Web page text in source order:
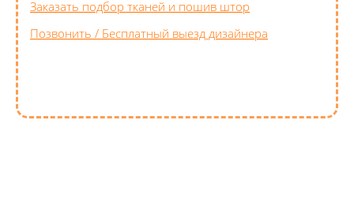
Заказать подбор тканей и пошив штор
Позвонить / Бесплатный выезд дизайнера